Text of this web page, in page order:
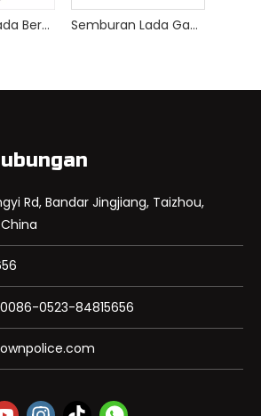
Semburan Lada Beruang Polis 470ml Semburan Lada Gas Pemedih Mata Tersuai Rantai Kunci 20ml
Rd, Bandar Jingjiang, Taizhou,
0523-84815656